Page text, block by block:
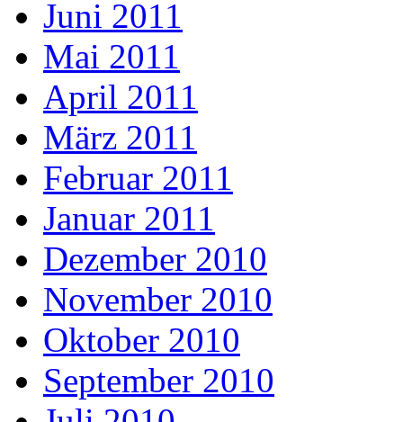
Juni 2011
Mai 2011
April 2011
März 2011
Februar 2011
Januar 2011
Dezember 2010
November 2010
Oktober 2010
September 2010